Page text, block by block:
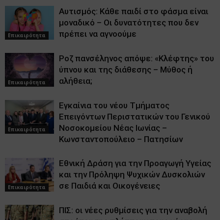
Επικαιρότητα
Αυτισμός: Κάθε παιδί στο φάσμα είναι
μοναδικό – Οι δυνατότητες που δεν
πρέπει να αγνοούμε
Επικαιρότητα
Ροζ πανσέληνος απόψε: «Κλέφτης» του
ύπνου και της διάθεσης – Μύθος ή
αλήθεια;
Επικαιρότητα
Εγκαίνια του νέου Τμήματος
Επειγόντων Περιστατικών του Γενικού
Νοσοκομείου Νέας Ιωνίας –
Κωνσταντοπούλειο – Πατησίων
Επικαιρότητα
Εθνική Δράση για την Προαγωγή Υγείας
και την Πρόληψη Ψυχικών Δυσκολιών
σε Παιδιά και Οικογένειες
ΠΙΣ: οι νέες ρυθμίσεις για την αναβολή